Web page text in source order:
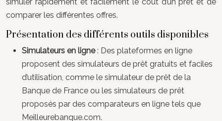
comparer les différentes offres.
Présentation des différents outils disponibles
Simulateurs en ligne: Des plateformes en ligne
proposent des simulateurs de prêt gratuits et faciles
d’utilisation, comme le simulateur de prêt de la
Banque de France ou les simulateurs de prêt
proposés par des comparateurs en ligne tels que
Meilleurebanque.com.